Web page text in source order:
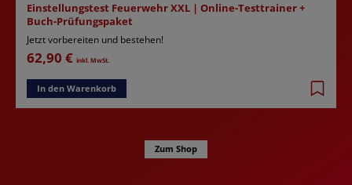
Einstellungstest Feuerwehr XXL | Online-Testtrainer +
Buch-Prüfungspaket
Jetzt vorbereiten und bestehen!
62,90 € inkl. MwSt.
In den Warenkorb
Zum Shop